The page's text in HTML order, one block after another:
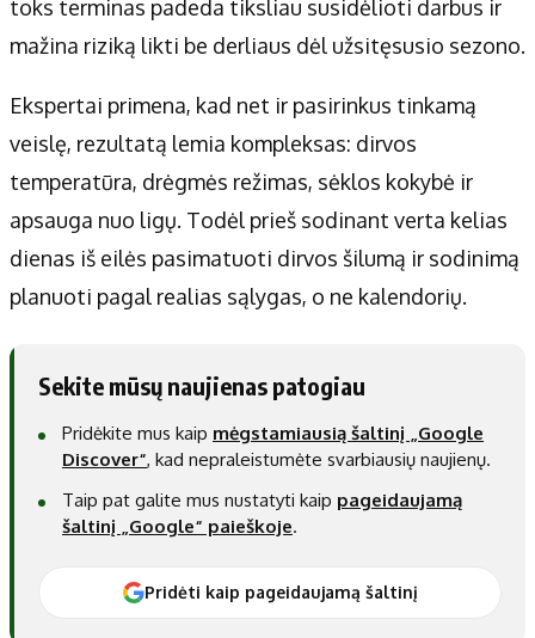
toks terminas padeda tiksliau susidėlioti darbus ir
mažina riziką likti be derliaus dėl užsitęsusio sezono.
Ekspertai primena, kad net ir pasirinkus tinkamą
veislę, rezultatą lemia kompleksas: dirvos
temperatūra, drėgmės režimas, sėklos kokybė ir
apsauga nuo ligų. Todėl prieš sodinant verta kelias
dienas iš eilės pasimatuoti dirvos šilumą ir sodinimą
planuoti pagal realias sąlygas, o ne kalendorių.
Sekite mūsų naujienas patogiau
Pridėkite mus kaip mėgstamiausią šaltinį „Google
Discover“, kad nepraleistumėte svarbiausių naujienų.
Taip pat galite mus nustatyti kaip pageidaujamą
šaltinį „Google“ paieškoje.
Pridėti kaip pageidaujamą šaltinį